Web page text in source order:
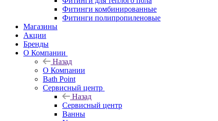
Фитинги комбинированные
Фитинги полипропиленовые
Магазины
Акции
Бренды
О Компании
Назад
О Компании
Bath Point
Сервисный центр
Назад
Сервисный центр
Ванны